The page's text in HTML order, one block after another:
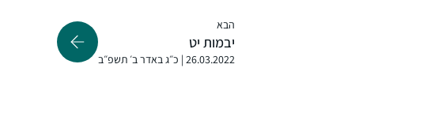
הבא
יבמות יט
26.03.2022 | כ״ג באדר ב׳ תשפ״ב